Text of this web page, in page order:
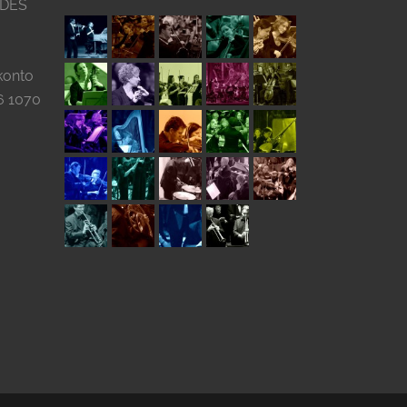
1070